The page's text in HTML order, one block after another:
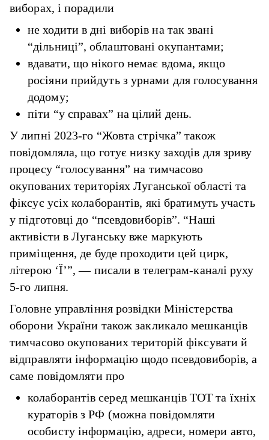
виборах, і порадили
не ходити в дні виборів на так звані
“дільниці”, облаштовані окупантами;
вдавати, що нікого немає вдома, якщо
росіяни прийдуть з урнами для голосування
додому;
піти “у справах” на цілий день.
У липні 2023-го “Жовта стрічка” також
повідомляла, що готує низку заходів для зриву
процесу “голосування” на тимчасово
окупованих територіях Луганської області та
фіксує усіх колаборантів, які братимуть участь
у підготовці до “псевдовиборів”. “Наші
активісти в Луганську вже маркують
приміщення, де буде проходити цей цирк,
літерою ‘Ї’”, — писали в телеграм-каналі руху
5-го липня.
Головне управління розвідки Міністерства
оборони України також закликало мешканців
тимчасово окупованих територій фіксувати й
відправляти інформацію щодо псевдовиборів, а
саме повідомляти про
колаборантів серед мешканців ТОТ та їхніх
кураторів з РФ (можна повідомляти
особисту інформацію, адреси, номери авто,